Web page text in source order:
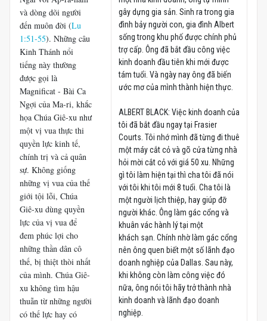
gây dựng gia sản. Sinh ra trong gia
đình bảy người con, gia đình Albert
sống trong khu phố được chính phủ
trợ cấp. Ông đã bắt đầu công việc
kinh doanh đầu tiên khi mới được
tám tuổi. Và ngày nay ông đã biến
ước mơ của mình thành hiện thực.
ALBERT BLACK: Việc kinh doanh của
tôi đã bắt đầu ngay tại Frasier
Courts. Tôi nhớ mình đã từng đi thuê
một máy cắt cỏ và gõ cửa từng nhà
hỏi mời cắt cỏ với giá 50 xu. Những
gì tôi làm hiện tại thì cha tôi đã nói
với tôi khi tôi mới 8 tuổi. Cha tôi là
một người lịch thiệp, hay giúp đỡ
người khác. Ông làm gác cổng và
khuân vác hành lý tại một
khách sạn. Chính nhờ làm gác cổng
nên ông quen biết một số lãnh đạo
doanh nghiệp của Dallas. Sau này,
khi không còn làm công việc đó
nữa, ông nói tôi hãy trở thành nhà
kinh doanh và lãnh đạo doanh
nghiệp.
và dòng dõi người
đến muôn đời (Lu
1:51-55). Những câu
Kinh Thánh nổi
tiếng này thường
được gọi là
Magnificat - Bài Ca
Ngợi của Ma-ri, khắc
họa Chúa Giê-xu như
một vị vua thực thi
quyền lực kinh tế,
chính trị và cả quân
sự. Không giống
những vị vua của thế
giới tội lỗi, Chúa
Giê-xu dùng quyền
lực của vị vua để
đem phúc lợi cho
những thần dân cô
thế, bị thiệt thòi nhất
của mình. Chúa Giê-
xu không tìm hậu
thuẫn từ những người
có thế lực hay có